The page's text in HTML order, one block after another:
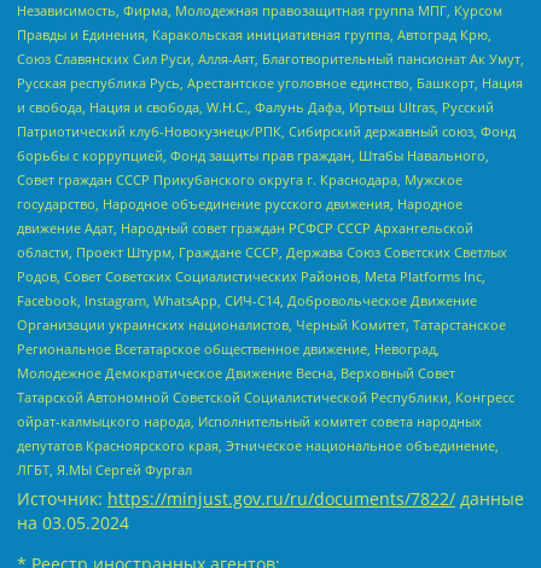
Независимость, Фирма, Молодежная правозащитная группа МПГ, Курсом
Правды и Единения, Каракольская инициативная группа, Автоград Крю,
Союз Славянских Сил Руси, Алля-Аят, Благотворительный пансионат Ак Умут,
Русская республика Русь, Арестантское уголовное единство, Башкорт, Нация
и свобода, Нация и свобода, W.H.С., Фалунь Дафа, Иртыш Ultras, Русский
Патриотический клуб-Новокузнецк/РПК, Сибирский державный союз, Фонд
борьбы с коррупцией, Фонд защиты прав граждан, Штабы Навального,
Совет граждан СССР Прикубанского округа г. Краснодара, Мужское
государство, Народное объединение русского движения, Народное
движение Адат, Народный совет граждан РСФСР СССР Архангельской
области, Проект Штурм, Граждане СССР, Держава Союз Советских Светлых
Родов, Совет Советских Социалистических Районов, Meta Platforms Inc,
Facebook, Instagram, WhatsApp, СИЧ-С14, Добровольческое Движение
Организации украинских националистов, Черный Комитет, Татарстанское
Региональное Всетатарское общественное движение, Невоград,
Молодежное Демократическое Движение Весна, Верховный Совет
Татарской Автономной Советской Социалистической Республики, Конгресс
ойрат-калмыцкого народа, Исполнительный комитет совета народных
депутатов Красноярского края, Этническое национальное объединение,
ЛГБТ, Я.МЫ Сергей Фургал
Источник: https://minjust.gov.ru/ru/documents/7822/ данные
на 03.05.2024